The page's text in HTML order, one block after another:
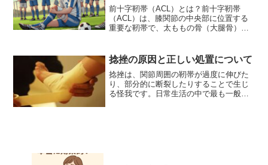
前十字靭帯（ACL）とは？前十字靭帯
（ACL）は、膝関節の中央部に位置する
重要な靭帯で、太ももの骨（大腿骨）と
で非常に重要な役割を果たしています。
ACLは、特に膝を前後...
捻挫の原因と正しい処置について
捻挫は、関節周囲の靭帯が過度に伸びた
り、部分的に断裂したりすることで生じ
る怪我です。日常生活の中で最も一般的